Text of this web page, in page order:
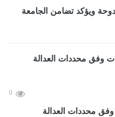
ويؤكد تضامن الجامعة
0
وفق محددات العدالة